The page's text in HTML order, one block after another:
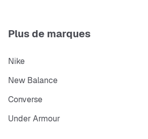
Plus de marques
Nike
New Balance
Converse
Under Armour